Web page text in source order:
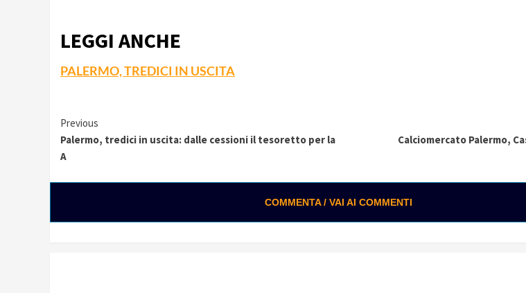
LEGGI ANCHE
PALERMO, TREDICI IN USCITA
Continue
Reading
Previous
Palermo, tredici in uscita: dalle cessioni il tesoretto per la
A
Calciomercato Palermo,
COMMENTA / VAI AI COMMENTI